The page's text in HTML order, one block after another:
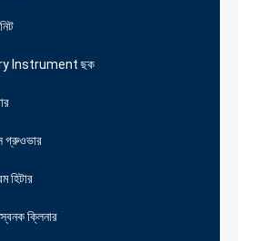
Instrument ছক
গ্রুওভার
হিটার
ক্লিনার